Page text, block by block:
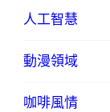
人工智慧
動漫領域
咖啡風情